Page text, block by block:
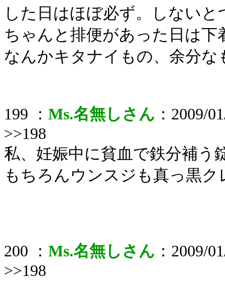
した日はほぼ必ず。しないと
ちゃんと排便があった日は
なんかキタナイもの、余分
199 ： Ms.名無しさん ：2009/
>>198
私、妊娠中に貧血で鉄分補う
もちろんウンスジも真っ黒
200 ： Ms.名無しさん ：2009/
>>198